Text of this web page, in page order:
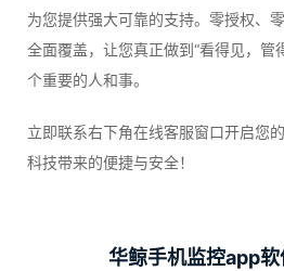
为您提供强大可靠的支持。零授权、
全面覆盖，让您真正做到“看得见，管
个重要的人和事。
立即联系右下角在线客服窗口开启您
科技带来的便捷与安全！
华鲸手机监控app